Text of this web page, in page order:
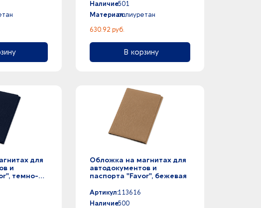
Наличие:501
Материал:полиуретан
630.92 руб.
В корзину
для
и
темно-
Обложка на магнитах для
автодокументов и
паспорта "Favor", бежевая
Артикул:113616
Наличие:500